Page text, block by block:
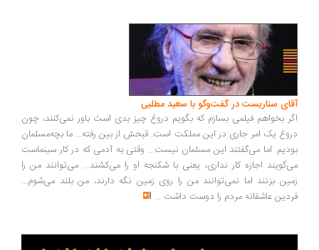
آقای سناریست در گفت‌وگو با سعید مطلبی
اگر بخواهم فیلمی بسازم که بگویم دروغ چیز بدی است باور نمی‌کنند، چون
دروغ یک امر جاری در این مملکت است. قبحش از بین رفته... ما بچه‌مسلمان
بودیم. اما می‌گفتند این مسلمان نیست... وقتی به آدمی که در کار سینماست
می‌گویند اجازه کار نداری، یعنی با شکنجه او را می‌کشند... می‌توانند من را
زمین بزنند اما نمی‌توانند من را روی زمین نگه دارند، من بلند می‌شوم...
فردین عاشقانه مردم را دوست داشت ...